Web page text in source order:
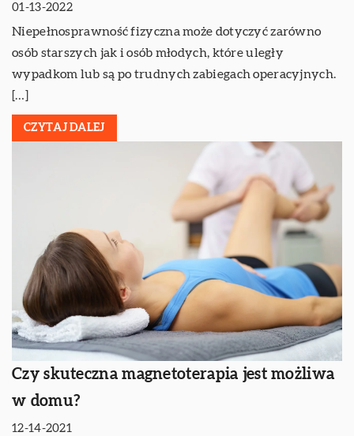
01-13-2022
Niepełnosprawność fizyczna może dotyczyć zarówno
osób starszych jak i osób młodych, które uległy
wypadkom lub są po trudnych zabiegach operacyjnych.
[…]
CZYTAJ DALEJ
Czy skuteczna magnetoterapia jest możliwa
w domu?
12-14-2021